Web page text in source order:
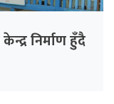
निर्माण हुँदै